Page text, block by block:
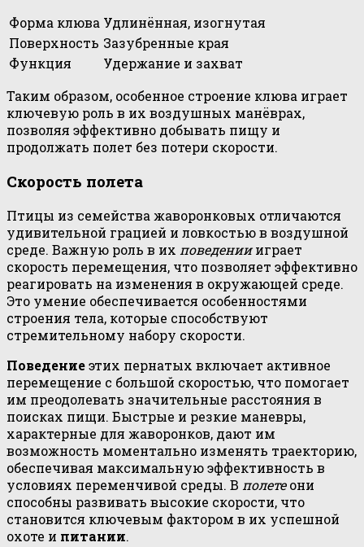
Форма клюва Удлинённая, изогнутая
Поверхность Зазубренные края
Функция
Удержание и захват
Таким образом, особенное строение клюва играет
ключевую роль в их воздушных манёврах,
позволяя эффективно добывать пищу и
продолжать полет без потери скорости.
Скорость полета
Птицы из семейства жаворонковых отличаются
удивительной грацией и ловкостью в воздушной
среде. Важную роль в их поведениииграет
скорость перемещения, что позволяет эффективно
реагировать на изменения в окружающей среде.
Это умение обеспечивается особенностями
строения тела, которые способствуют
стремительному набору скорости.
Поведениеэтих пернатых включает активное
перемещение с большой скоростью, что помогает
им преодолевать значительные расстояния в
поисках пищи. Быстрые и резкие маневры,
характерные для жаворонков, дают им
возможность моментально изменять траекторию,
обеспечивая максимальную эффективность в
условиях переменчивой среды. В полетеони
способны развивать высокие скорости, что
становится ключевым фактором в их успешной
охоте и питании.